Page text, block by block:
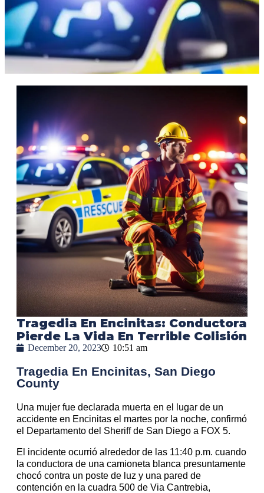
Tragedia En Encinitas: Conductora
Pierde La Vida En Terrible Colisión
December 20, 2023 10:51 am
Tragedia En Encinitas, San Diego
County
Una mujer fue declarada muerta en el lugar de un
accidente en Encinitas el martes por la noche, confirmó
el Departamento del Sheriff de San Diego a FOX 5.
El incidente ocurrió alrededor de las 11:40 p.m. cuando
la conductora de una camioneta blanca presuntamente
chocó contra un poste de luz y una pared de
contención en la cuadra 500 de Via Cantrebia,